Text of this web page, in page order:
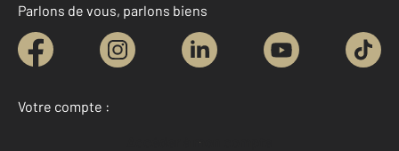
Parlons de vous, parlons biens
Votre compte :
Accéder à mon compte